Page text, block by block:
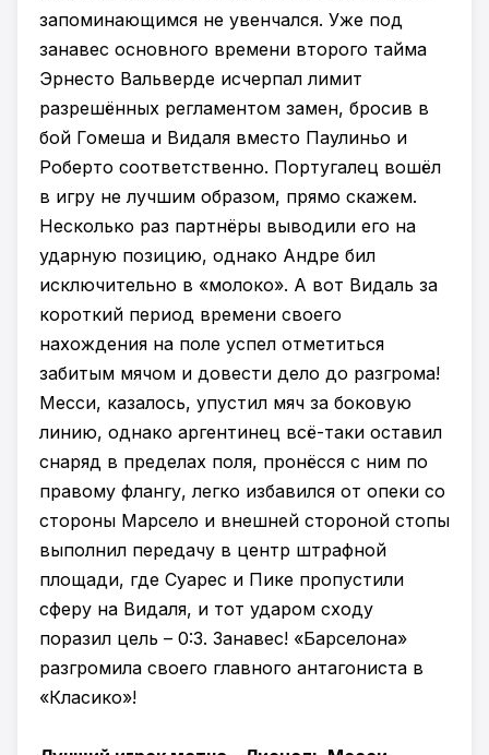
запоминающимся не увенчался. Уже под
занавес основного времени второго тайма
Эрнесто Вальверде исчерпал лимит
разрешённых регламентом замен, бросив в
бой Гомеша и Видаля вместо Паулиньо и
Роберто соответственно. Португалец вошёл
в игру не лучшим образом, прямо скажем.
Несколько раз партнёры выводили его на
ударную позицию, однако Андре бил
исключительно в «молоко». А вот Видаль за
короткий период времени своего
нахождения на поле успел отметиться
забитым мячом и довести дело до разгрома!
Месси, казалось, упустил мяч за боковую
линию, однако аргентинец всё-таки оставил
снаряд в пределах поля, пронёсся с ним по
правому флангу, легко избавился от опеки со
стороны Марсело и внешней стороной стопы
выполнил передачу в центр штрафной
площади, где Суарес и Пике пропустили
сферу на Видаля, и тот ударом сходу
поразил цель – 0:3. Занавес! «Барселона»
разгромила своего главного антагониста в
«Класико»!